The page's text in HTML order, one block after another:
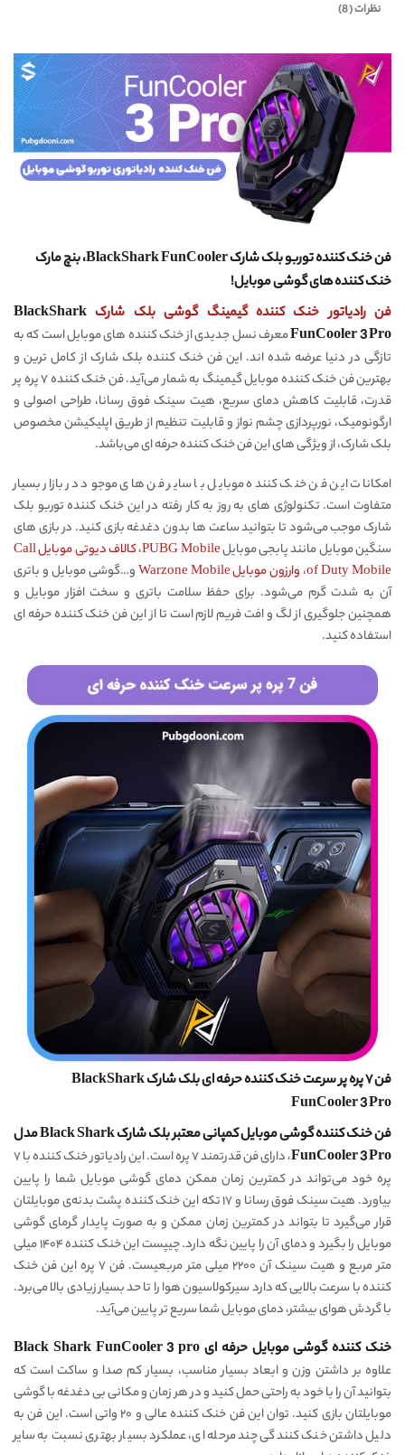
نظرات (8)
فن خنک کننده توربو بلک شارک BlackShark FunCooler، بنچ مارک
خنک کننده های گوشی موبایل!
فن رادیاتور خنک کننده گیمینگ گوشی بلک شارک BlackShark
FunCooler 3 Proمعرف نسل جدیدی از خنک کننده های موبایل است که به
تازگی در دنیا عرضه شده اند. این فن خنک کننده بلک شارک از کامل ترین و
بهترین فن خنک کننده موبایل گیمینگ به شمار می‌‌آید. فن خنک کننده ۷ پره پر
قدرت، قابلیت کاهش دمای سریع، هیت سینک فوق رسانا، طراحی اصولی و
ارگونومیک، نورپردازی چشم نواز و قابلیت تنظیم از طریق اپلیکیشن مخصوص
بلک شارک، از ویژگی های این فن خنک کننده حرفه ای می‌باشد.
امکانات این فن خنک کننده موبایل با سایر فن های موجود در بازار بسیار
متفاوت است. تکنولوژی های به روز به کار رفته در این خنک کننده توربو بلک
شارک موجب می‌شود تا بتوانید ساعت ها بدون دغدغه بازی کنید. در بازی های
سنگین موبایل مانند پابجی موبایلPUBG Mobile،
کالاف دیوتی موبایل Call
of Duty Mobile، وارزون موبایل Warzone Mobile
و…گوشی موبایل و باتری
آن به شدت گرم می‌شود. برای حفظ سلامت باتری و سخت افزار موبایل و
همچنین جلوگیری از لگ و افت فریم لازم است تا از این فن خنک کننده حرفه ای
استفاده کنید.
فن ۷ پره پر سرعت خنک کننده حرفه ای بلک شارک BlackShark
FunCooler 3 Pro
فن خنک کننده گوشی موبایل کمپانی معتبر بلک شارک Black Shark مدل
FunCooler 3 Pro
، دارای فن قدرتمند ۷ پره است. این رادیاتور خنک کننده با ۷
پره خود می‌تواند در کمترین زمان ممکن دمای گوشی موبایل شما را پایین
بیاورد. هیت سینک فوق رسانا و ۱۷ تکه این خنک کننده پشت بدنه‌ی موبایلتان
قرار می‌گیرد تا بتواند در کمترین زمان ممکن و به صورت پایدار گرمای گوشی
موبایل را بگیرد و دمای آن را پایین نگه دارد. چیپست این خنک کننده ۱۴۰۴ میلی
متر مربع و هیت سینک آن ۲۲۰۰ میلی متر مربعیست. فن ۷ پره این فن خنک
کننده با سرعت بالایی که دارد سیرکولاسیون هوا را تا حد بسیار زیادی بالا می‌برد.
با گردش هوای بیشتر، دمای موبایل شما سریع تر پایین می‌آید.
خنک کننده گوشی موبایل حرفه ای Black Shark FunCooler 3 pro
علاوه بر داشتن وزن و ابعاد بسیار مناسب، بسیار کم صدا و ساکت است که
بتوانید آن را با خود به راحتی حمل کنید و در هر زمان و مکانی بی دغدغه با گوشی
موبایلتان بازی کنید. توان این فن خنک کننده عالی و ۲۰ واتی است. این فن به
دلیل داشتن خنک کنندگی چند مرحله ای، عملکرد بسیار بهتری نسبت به سایر